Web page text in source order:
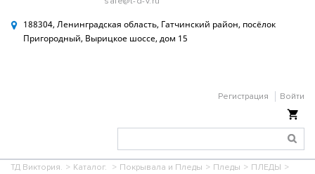
188304, Ленинградская область, Гатчинский район, посёлок
Пригородный, Вырицкое шоссе, дом 15
Регистрация Войти
ТД Виктория. > Каталог. > Покрывала и Пледы > Пледы > ПЛЕДЫ >